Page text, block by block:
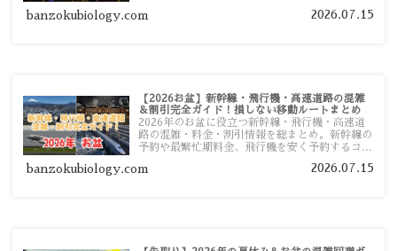
banzokubiology.com 2026.07.15
【2026お盆】新幹線・飛行機・高速道路の混雑
＆割引完全ガイド！損しない移動ルートまとめ
2026年のお盆に役立つ新幹線・飛行機・高速道
路の混雑・料金・割引情報を総まとめ。新幹線の
予約や最繁忙期料金、飛行機を安く予約するコ
い移動方法を分かりやすく解説します。
banzokubiology.com 2026.07.15